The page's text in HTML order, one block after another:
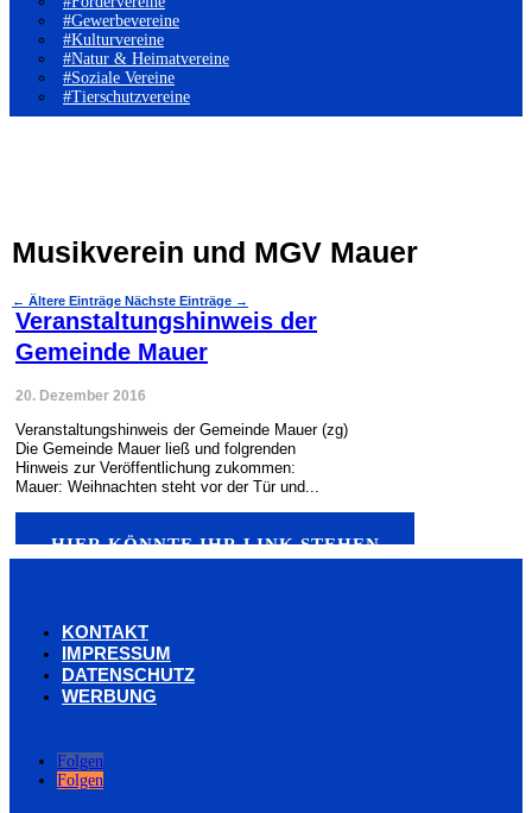
#Gewerbevereine
#Kulturvereine
#Natur & Heimatvereine
#Soziale Vereine
#Tierschutzvereine
Musikverein und MGV Mauer
← Ältere Einträge Nächste Einträge →
Veranstaltungshinweis der
Gemeinde Mauer
20. Dezember 2016
Veranstaltungshinweis der Gemeinde Mauer (zg)
Die Gemeinde Mauer ließ und folgrenden
Hinweis zur Veröffentlichung zukommen:
Mauer: Weihnachten steht vor der Tür und...
HIER KÖNNTE IHR LINK STEHEN
KONTAKT
IMPRESSUM
DATENSCHUTZ
WERBUNG
Folgen
Folgen